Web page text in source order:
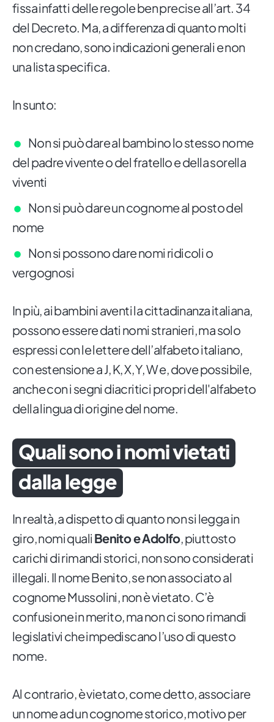
fissa infatti delle regole ben precise all’art. 34
del Decreto. Ma, a differenza di quanto molti
non credano, sono indicazioni generali e non
una lista specifica.
In sunto:
Non si può dare al bambino lo stesso nome
del padre vivente o del fratello e della sorella
viventi
Non si può dare un cognome al posto del
nome
Non si possono dare nomi ridicoli o
vergognosi
In più, ai bambini aventi la cittadinanza italiana,
possono essere dati nomi stranieri, ma solo
espressi con le lettere dell’alfabeto italiano,
con estensione a J, K, X, Y, W e, dove possibile,
anche con i segni diacritici propri dell'alfabeto
della lingua di origine del nome.
Quali sono i nomi vietati
dalla legge
In realtà, a dispetto di quanto non si legga in
giro, nomi quali Benito e Adolfo, piuttosto
carichi di rimandi storici, non sono considerati
illegali. Il nome Benito, se non associato al
cognome Mussolini, non è vietato. C’è
confusione in merito, ma non ci sono rimandi
legislativi che impediscano l’uso di questo
nome.
Al contrario, è vietato, come detto, associare
un nome ad un cognome storico, motivo per